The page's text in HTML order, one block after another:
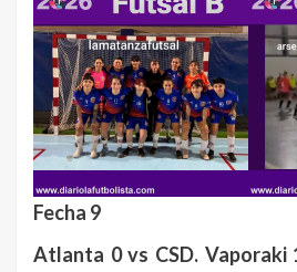
Fecha 9
Atlanta 0 vs CSD. Vaporaki